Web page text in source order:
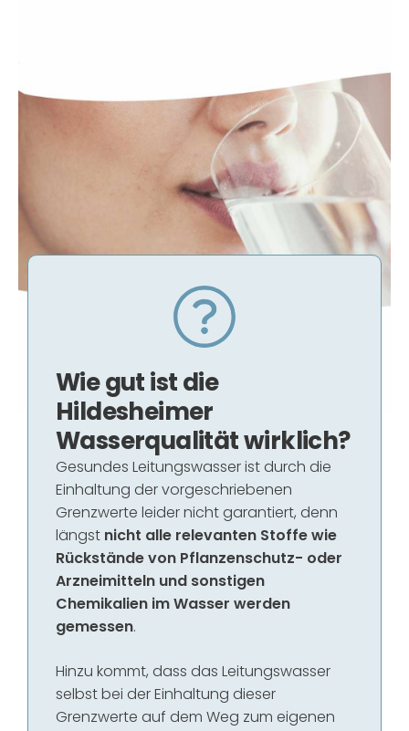
Wie gut ist die
Hildesheimer
Wasserqualität wirklich?
Gesundes Leitungswasser ist durch die
Einhaltung der vorgeschriebenen
Grenzwerte leider nicht garantiert, denn
längst nicht alle relevanten Stoffe wie
Rückstände von Pflanzenschutz- oder
Arzneimitteln und sonstigen
Chemikalien im Wasser werden
gemessen.
Hinzu kommt, dass das Leitungswasser
selbst bei der Einhaltung dieser
Grenzwerte auf dem Weg zum eigenen